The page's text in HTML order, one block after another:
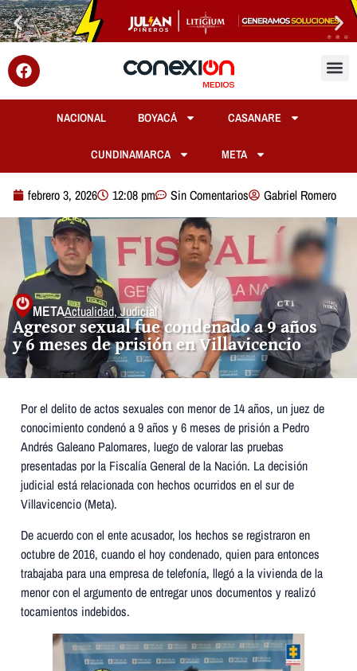
NACIONAL BOYACÁ CASANARE
CUNDINAMARCA META
febrero 3, 2026 12:08 pm Sin Comentarios Gabriel Romero
METAActualidad,Judicial
Agresor sexual fue condenado a 9 años
y 6 meses de prisión en Villavicencio
Por el delito de actos sexuales con menor de 14 años, un juez de
conocimiento condenó a 9 años y 6 meses de prisión a Pedro
Andrés Galeano Palomares, luego de valorar las pruebas
presentadas por la Fiscalía General de la Nación. La decisión
judicial está relacionada con hechos ocurridos en el sur de
Villavicencio (Meta).
De acuerdo con el ente acusador, los hechos se registraron en
octubre de 2016, cuando el hoy condenado, quien para entonces
trabajaba para una empresa de telefonía, llegó a la vivienda de la
menor con el argumento de entregar unos documentos y realizó
tocamientos indebidos.